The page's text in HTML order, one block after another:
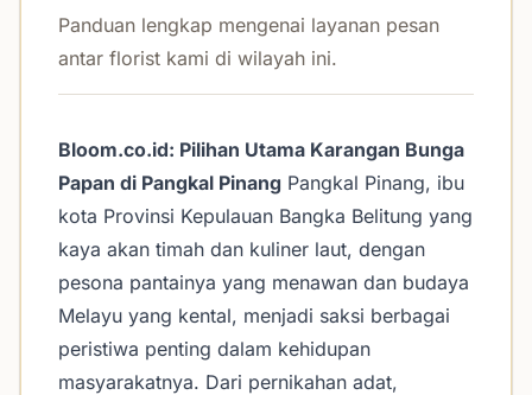
Panduan lengkap mengenai layanan pesan
antar florist kami di wilayah ini.
Bloom.co.id: Pilihan Utama Karangan Bunga
Papan di Pangkal Pinang Pangkal Pinang, ibu
kota Provinsi Kepulauan Bangka Belitung yang
kaya akan timah dan kuliner laut, dengan
pesona pantainya yang menawan dan budaya
Melayu yang kental, menjadi saksi berbagai
peristiwa penting dalam kehidupan
masyarakatnya. Dari pernikahan adat,